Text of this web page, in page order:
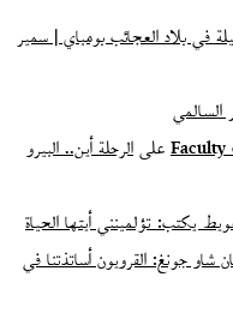
في بلاد العجائب بومباي | سمير
السالمي
علىالرحلة أين.. البيرو
يكتب: تؤلمينني أيتها الحياة
شاو جونغ: القرويون أساتذتنا في